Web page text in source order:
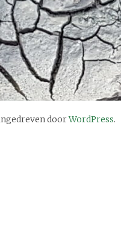
doorWordPress.